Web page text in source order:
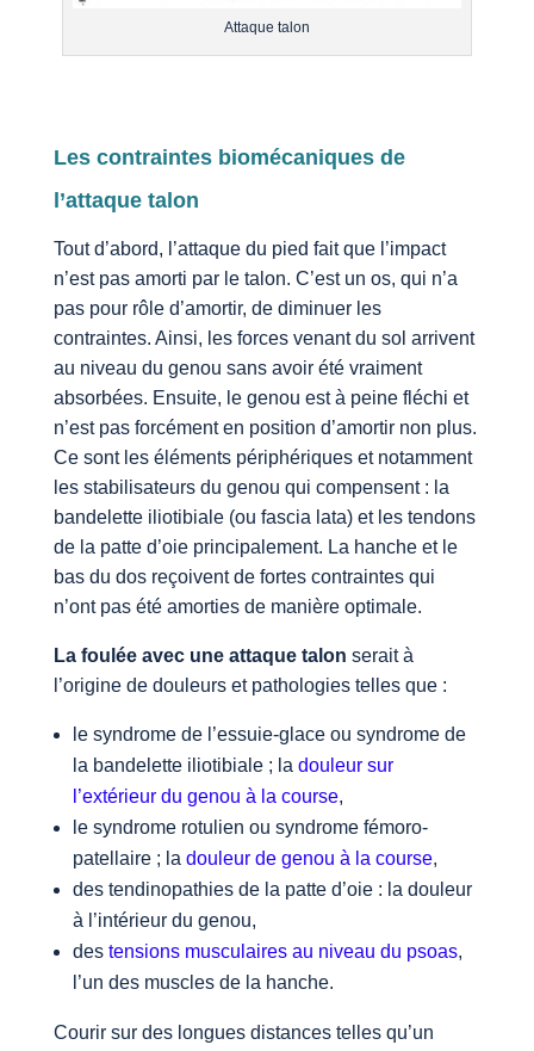
Attaque talon
Les contraintes biomécaniques de
l’attaque talon
Tout d’abord, l’attaque du pied fait que l’impact
n’est pas amorti par le talon. C’est un os, qui n’a
pas pour rôle d’amortir, de diminuer les
contraintes. Ainsi, les forces venant du sol arrivent
au niveau du genou sans avoir été vraiment
absorbées. Ensuite, le genou est à peine fléchi et
n’est pas forcément en position d’amortir non plus.
Ce sont les éléments périphériques et notamment
les stabilisateurs du genou qui compensent : la
bandelette iliotibiale (ou fascia lata) et les tendons
de la patte d’oie principalement. La hanche et le
bas du dos reçoivent de fortes contraintes qui
n’ont pas été amorties de manière optimale.
La foulée avec une attaque talon serait à
l’origine de douleurs et pathologies telles que :
le syndrome de l’essuie-glace ou syndrome de
la bandelette iliotibiale ; la douleur sur
l’extérieur du genou à la course,
le syndrome rotulien ou syndrome fémoro-
patellaire ; la douleur de genou à la course,
des tendinopathies de la patte d’oie : la douleur
à l’intérieur du genou,
des tensions musculaires au niveau du psoas,
l’un des muscles de la hanche.
Courir sur des longues distances telles qu’un